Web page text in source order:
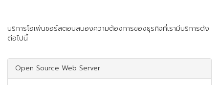
บริการโอเพ่นซอร์สตอบสนองความต้องการของธุรกิจที่เรามีบริการดัง
ต่อไปนี้
Open Source Web Server